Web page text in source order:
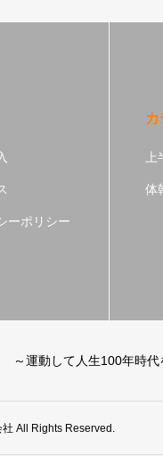
ーポリシー
体
～運動して人生100年時
All Rights Reserved.